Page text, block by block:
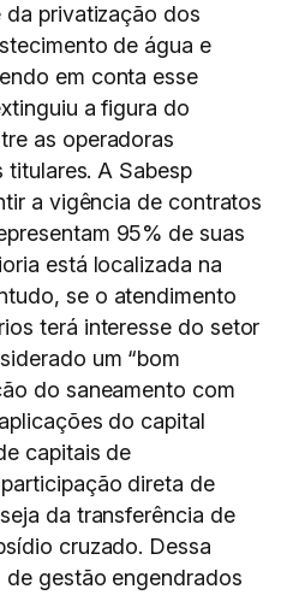
privatização dos
de água e
em conta esse
a figura do
as operadoras
titulares. A Sabesp
a vigência de contratos
95% de suas
está localizada na
se o atendimento
terá interesse do setor
um “bom
do saneamento com
do capital
capitais de
direta de
da transferência de
cruzado. Dessa
gestão engendrados